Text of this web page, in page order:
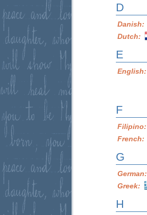
D
Danish:
Dutch:
E
English:
F
Filipino:
French:
G
German:
Greek:
H